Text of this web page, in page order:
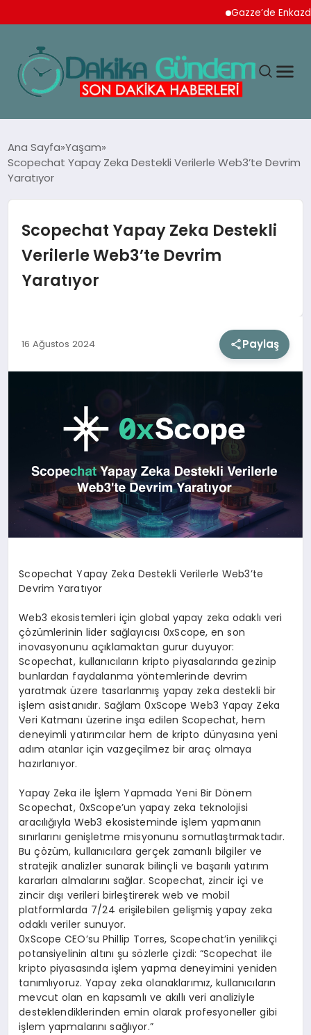
Gazze’de Enkazdan
TEKNOLOJI
SPOR
YAŞAM
SIYASET
EĞITIM
Ana Sayfa Yaşam
Scopechat Yapay Zeka Destekli Verilerle Web3’te Devrim
Yaratıyor
Scopechat Yapay Zeka Destekli
Verilerle Web3’te Devrim
Yaratıyor
16 Ağustos 2024 Paylaş
Scopechat Yapay Zeka Destekli Verilerle Web3’te
Devrim Yaratıyor
Web3 ekosistemleri için global yapay zeka odaklı veri
çözümlerinin lider sağlayıcısı 0xScope, en son
inovasyonunu açıklamaktan gurur duyuyor:
Scopechat, kullanıcıların kripto piyasalarında gezinip
bunlardan faydalanma yöntemlerinde devrim
yaratmak üzere tasarlanmış yapay zeka destekli bir
işlem asistanıdır. Sağlam 0xScope Web3 Yapay Zeka
Veri Katmanı üzerine inşa edilen Scopechat, hem
deneyimli yatırımcılar hem de kripto dünyasına yeni
adım atanlar için vazgeçilmez bir araç olmaya
hazırlanıyor.
Yapay Zeka ile İşlem Yapmada Yeni Bir Dönem
Scopechat, 0xScope’un yapay zeka teknolojisi
aracılığıyla Web3 ekosisteminde işlem yapmanın
sınırlarını genişletme misyonunu somutlaştırmaktadır.
Bu çözüm, kullanıcılara gerçek zamanlı bilgiler ve
stratejik analizler sunarak bilinçli ve başarılı yatırım
kararları almalarını sağlar. Scopechat, zincir içi ve
zincir dışı verileri birleştirerek web ve mobil
platformlarda 7/24 erişilebilen gelişmiş yapay zeka
odaklı veriler sunuyor.
0xScope CEO’su Phillip Torres, Scopechat’in yenilikçi
potansiyelinin altını şu sözlerle çizdi: “Scopechat ile
kripto piyasasında işlem yapma deneyimini yeniden
tanımlıyoruz. Yapay zeka olanaklarımız, kullanıcıların
mevcut olan en kapsamlı ve akıllı veri analiziyle
desteklendiklerinden emin olarak profesyoneller gibi
işlem yapmalarını sağlıyor.”